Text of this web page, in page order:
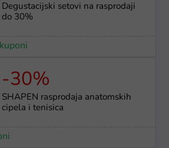
Degustacijski setovi na rasprodaji
do 30%
-30%
SHAPEN rasprodaja anatomskih
cipela i tenisica